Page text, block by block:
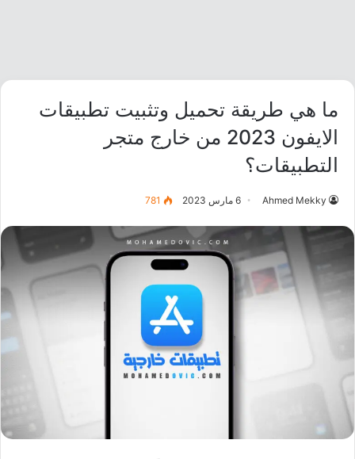
ما هي طريقة تحميل وتثبيت تطبيقات
الايفون 2023 من خارج متجر
التطبيقات؟
Ahmed Mekky 6 مارس 2023 781